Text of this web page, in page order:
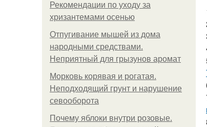
Рекомендации по уходу за
хризантемами осенью
Отпугивание мышей из дома
народными средствами.
Неприятный для грызунов аромат
Морковь корявая и рогатая.
Неподходящий грунт и нарушение
севооборота
Почему яблоки внутри розовые.